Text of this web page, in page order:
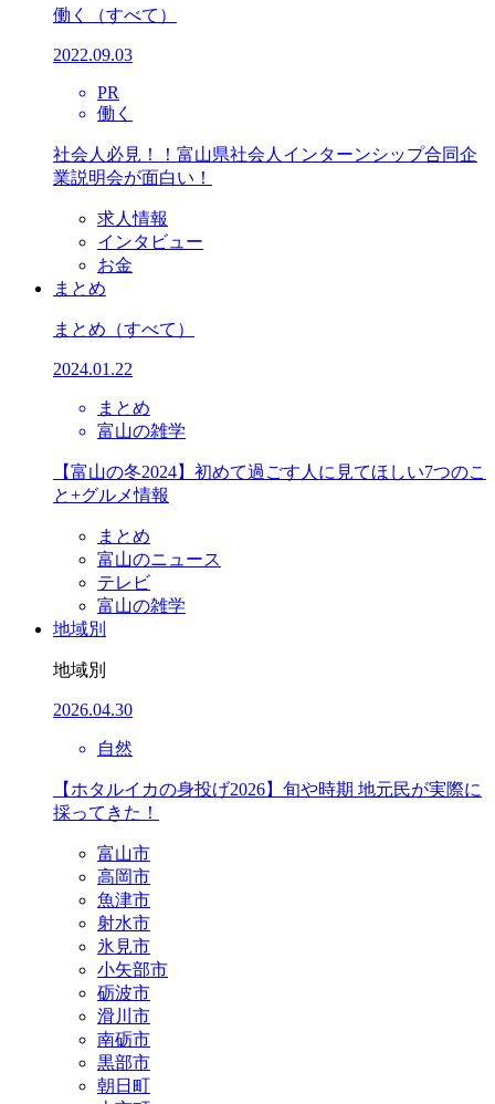
働く （すべて）
2022.09.03
PR
働く
社会人必見！！富山県社会人インターンシップ合同企
業説明会が面白い！
求人情報
インタビュー
お金
まとめ
まとめ （すべて）
2024.01.22
まとめ
富山の雑学
【富山の冬2024】初めて過ごす人に見てほしい7つのこ
と+グルメ情報
まとめ
富山のニュース
テレビ
富山の雑学
地域別
地域別
2026.04.30
自然
【ホタルイカの身投げ2026】旬や時期 地元民が実際に
採ってきた！
富山市
高岡市
魚津市
射水市
氷見市
小矢部市
砺波市
滑川市
南砺市
黒部市
朝日町